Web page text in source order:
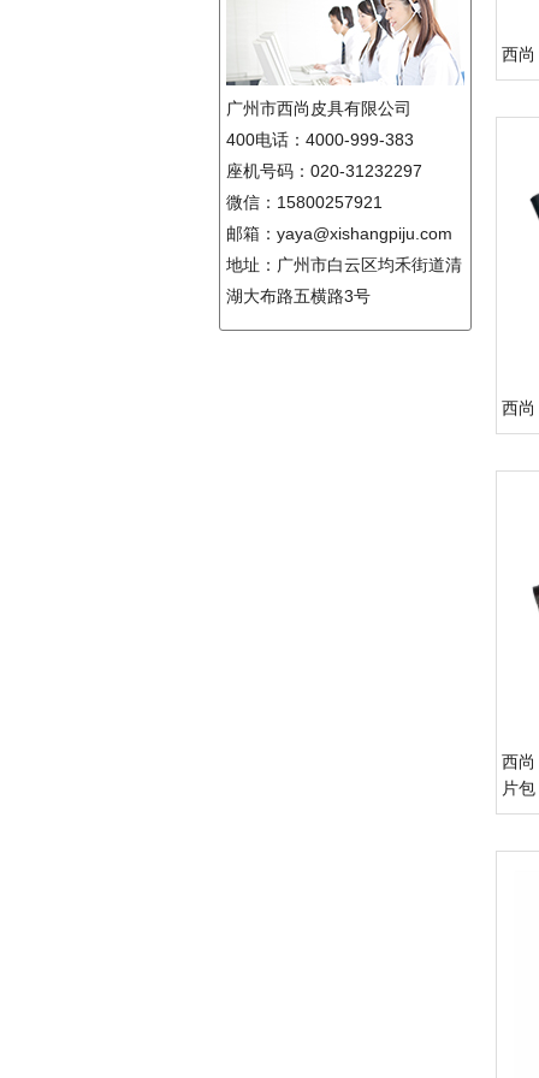
广州市西尚皮具有限公司
400电话：4000-999-383
座机号码：020-31232297
微信：15800257921
邮箱：yaya@xishangpiju.com
地址：广州市白云区均禾街道清
湖大布路五横路3号
西尚
西尚
西尚
片包